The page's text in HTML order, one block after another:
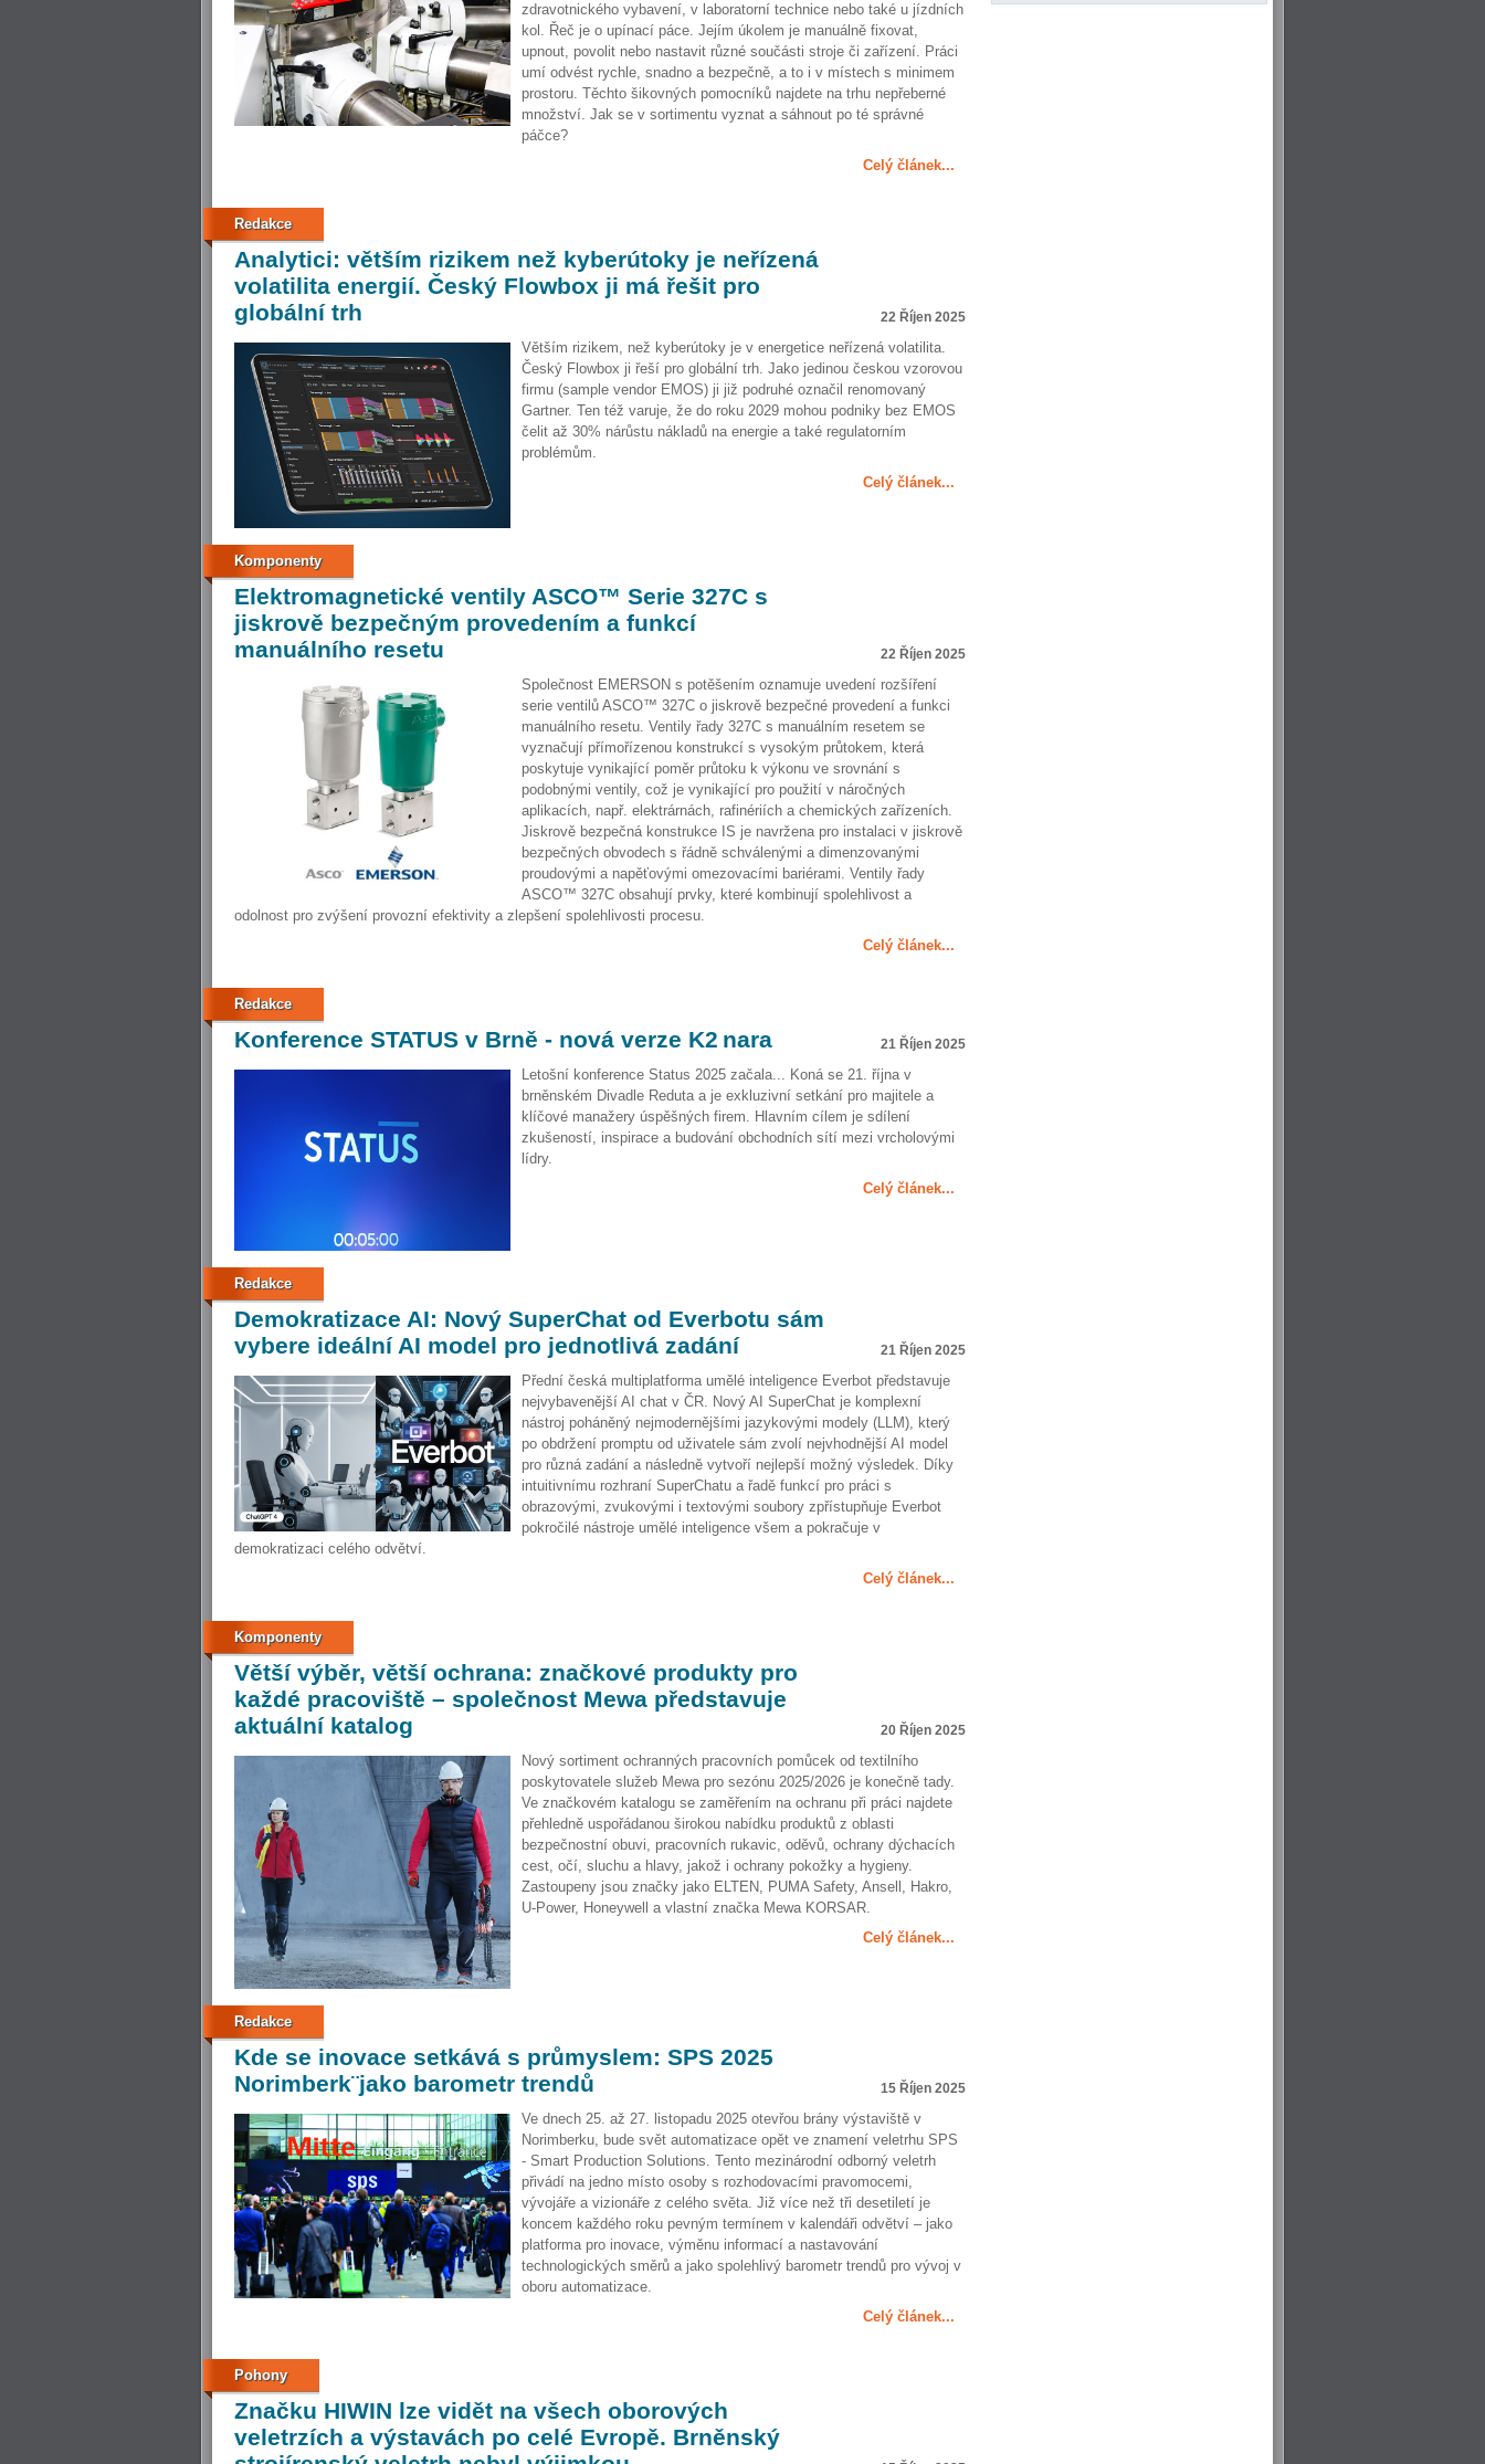
zdravotnického vybavení, v laboratorní technice nebo také u jízdních
kol. Řeč je o upínací páce. Jejím úkolem je manuálně fixovat,
upnout, povolit nebo nastavit různé součásti stroje či zařízení. Práci
umí odvést rychle, snadno a bezpečně, a to i v místech s minimem
prostoru. Těchto šikovných pomocníků najdete na trhu nepřeberné
množství. Jak se v sortimentu vyznat a sáhnout po té správné
páčce?
Celý článek...
Redakce
Analytici: větším rizikem než kyberútoky je neřízená
volatilita energií. Český Flowbox ji má řešit pro
globální trh
22 Říjen 2025
Větším rizikem, než kyberútoky je v energetice neřízená volatilita.
Český Flowbox ji řeší pro globální trh. Jako jedinou českou vzorovou
firmu (sample vendor EMOS) ji již podruhé označil renomovaný
Gartner. Ten též varuje, že do roku 2029 mohou podniky bez EMOS
čelit až 30% nárůstu nákladů na energie a také regulatorním
problémům.
Celý článek...
Komponenty
Elektromagnetické ventily ASCO™ Serie 327C s
jiskrově bezpečným provedením a funkcí
manuálního resetu
22 Říjen 2025
Společnost EMERSON s potěšením oznamuje uvedení rozšíření
serie ventilů ASCO™ 327C o jiskrově bezpečné provedení a funkci
manuálního resetu. Ventily řady 327C s manuálním resetem se
vyznačují přímořízenou konstrukcí s vysokým průtokem, která
poskytuje vynikající poměr průtoku k výkonu ve srovnání s
podobnými ventily, což je vynikající pro použití v náročných
aplikacích, např. elektrárnách, rafinériích a chemických zařízeních.
Jiskrově bezpečná konstrukce IS je navržena pro instalaci v jiskrově
bezpečných obvodech s řádně schválenými a dimenzovanými
proudovými a napěťovými omezovacími bariérami. Ventily řady
ASCO™ 327C obsahují prvky, které kombinují spolehlivost a
odolnost pro zvýšení provozní efektivity a zlepšení spolehlivosti procesu.
Celý článek...
Redakce
Konference STATUS v Brně - nová verze K2 nara 21 Říjen 2025
Letošní konference Status 2025 začala... Koná se 21. října v
brněnském Divadle Reduta a je exkluzivní setkání pro majitele a
klíčové manažery úspěšných firem. Hlavním cílem je sdílení
zkušeností, inspirace a budování obchodních sítí mezi vrcholovými
lídry.
Celý článek...
Redakce
Demokratizace AI: Nový SuperChat od Everbotu sám
vybere ideální AI model pro jednotlivá zadání
21 Říjen 2025
Přední česká multiplatforma umělé inteligence Everbot představuje
nejvybavenější AI chat v ČR. Nový AI SuperChat je komplexní
nástroj poháněný nejmodernějšími jazykovými modely (LLM), který
po obdržení promptu od uživatele sám zvolí nejvhodnější AI model
pro různá zadání a následně vytvoří nejlepší možný výsledek. Díky
intuitivnímu rozhraní SuperChatu a řadě funkcí pro práci s
obrazovými, zvukovými i textovými soubory zpřístupňuje Everbot
pokročilé nástroje umělé inteligence všem a pokračuje v
demokratizaci celého odvětví.
Celý článek...
Komponenty
Většívýběr, větší ochrana: značkové produkty pro
každé pracoviště – společnost Mewa představuje
aktuální katalog
20 Říjen 2025
Nový sortiment ochranných pracovních pomůcek od textilního
poskytovatele služeb Mewa pro sezónu 2025/2026 je konečně tady.
Ve značkovém katalogu se zaměřením na ochranu při práci najdete
přehledně uspořádanou širokou nabídku produktů z oblasti
bezpečnostní obuvi, pracovních rukavic, oděvů, ochrany dýchacích
cest, očí, sluchu a hlavy, jakož i ochrany pokožky a hygieny.
Zastoupeny jsou značky jako ELTEN, PUMA Safety, Ansell, Hakro,
U-Power, Honeywell a vlastní značka Mewa KORSAR.
Celý článek...
Redakce
Kde se inovace setkává s průmyslem: SPS 2025
Norimberk¨jako barometr trendů
15 Říjen 2025
Ve dnech 25. až 27. listopadu 2025 otevřou brány výstaviště v
Norimberku, bude svět automatizace opět ve znamení veletrhu SPS
- Smart Production Solutions. Tento mezinárodní odborný veletrh
přivádí na jedno místo osoby s rozhodovacími pravomocemi,
vývojáře a vizionáře z celého světa. Již více než tři desetiletí je
koncem každého roku pevným termínem v kalendáři odvětví – jako
platforma pro inovace, výměnu informací a nastavování
technologických směrů a jako spolehlivý barometr trendů pro vývoj v
oboru automatizace.
Celý článek...
Pohony
Značku HIWIN lze vidět na všech oborových
veletrzích a výstavách po celé Evropě. Brněnský